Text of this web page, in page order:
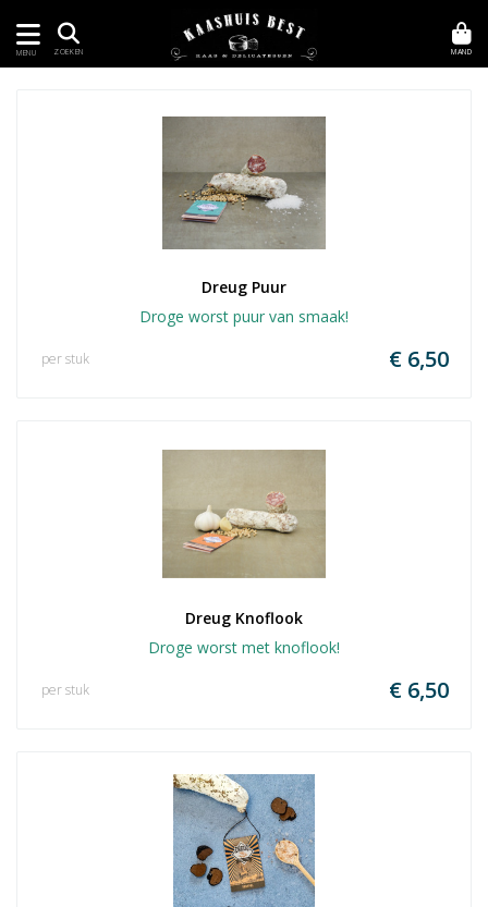
MENU ZOEKEN MAND
Dreug Puur
Droge worst puur van smaak!
€ 6,50
per stuk
Dreug Knoflook
Droge worst met knoflook!
€ 6,50
per stuk